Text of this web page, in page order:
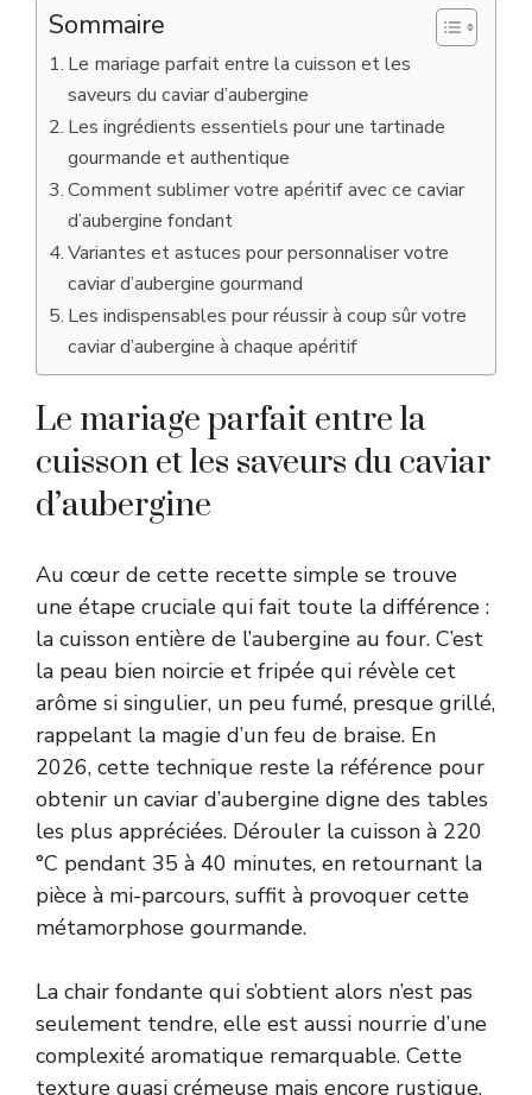
Sommaire
Le mariage parfait entre la cuisson et les
saveurs du caviar d’aubergine
Les ingrédients essentiels pour une tartinade
gourmande et authentique
Comment sublimer votre apéritif avec ce caviar
d’aubergine fondant
Variantes et astuces pour personnaliser votre
caviar d’aubergine gourmand
Les indispensables pour réussir à coup sûr votre
caviar d’aubergine à chaque apéritif
Le mariage parfait entre la
cuisson et les saveurs du caviar
d’aubergine
Au cœur de cette recette simple se trouve
une étape cruciale qui fait toute la différence :
la cuisson entière de l’aubergine au four. C’est
la peau bien noircie et fripée qui révèle cet
arôme si singulier, un peu fumé, presque grillé,
rappelant la magie d’un feu de braise. En
2026, cette technique reste la référence pour
obtenir un caviar d’aubergine digne des tables
les plus appréciées. Dérouler la cuisson à 220
°C pendant 35 à 40 minutes, en retournant la
pièce à mi-parcours, suffit à provoquer cette
métamorphose gourmande.
La chair fondante qui s’obtient alors n’est pas
seulement tendre, elle est aussi nourrie d’une
complexité aromatique remarquable. Cette
texture quasi crémeuse mais encore rustique,